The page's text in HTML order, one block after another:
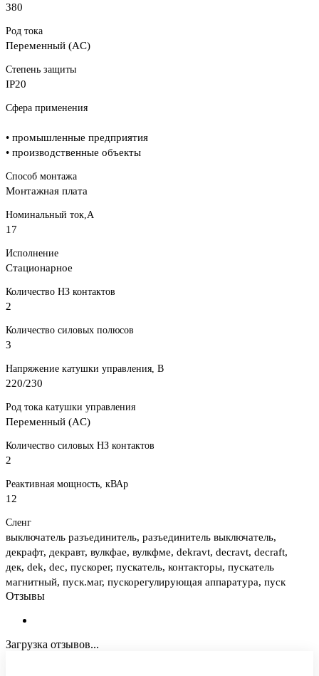
380
Род тока
Переменный (AC)
Степень защиты
IP20
Сфера применения
• промышленные предприятия
• производственные объекты
Способ монтажа
Монтажная плата
Номинальный ток,А
17
Исполнение
Стационарное
Количество НЗ контактов
2
Количество силовых полюсов
3
Напряжение катушки управления, В
220/230
Род тока катушки управления
Переменный (AC)
Количество силовых НЗ контактов
2
Реактивная мощность, кВАр
12
Сленг
выключатель разъединитель, разъединитель выключатель,
декрафт, декравт, вулкфае, вулкфме, dekravt, decravt, decraft,
дек, dek, dec, пускорег, пускатель, контакторы, пускатель
магнитный, пуск.маг, пускорегулирующая аппаратура, пуск
Отзывы
Загрузка отзывов...